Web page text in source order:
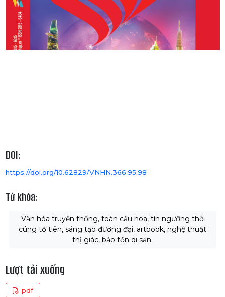
DOI:
https://doi.org/10.62829/VNHN.366.95.98
Từ khóa:
Văn hóa truyền thống, toàn cầu hóa, tín ngưỡng thờ
cúng tổ tiên, sáng tạo đương đại, artbook, nghệ thuật
thị giác, bảo tồn di sản.
Lượt tải xuống
pdf